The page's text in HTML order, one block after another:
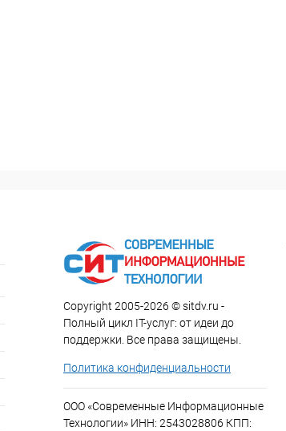
Copyright 2005-2026 © sitdv.ru -
Полный цикл IT-услуг: от идеи до
поддержки. Все права защищены.
Политика конфиденциальности
ООО «Современные Информационные
Технологии» ИНН: 2543028806 КПП: